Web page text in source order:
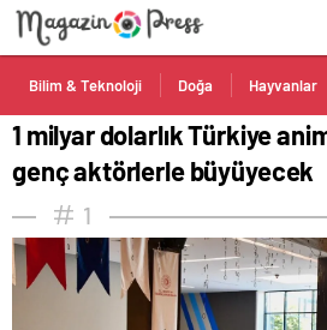
Bilim & Teknoloji Doğa Hayvanlar
1 milyar dolarlık Türkiye
genç aktörlerle büyüyecek
1